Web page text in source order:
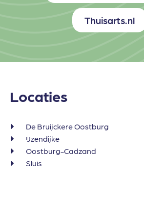
Thuisarts.nl
Locaties
De Bruijckere Oostburg
IJzendijke
Oostburg-Cadzand
Sluis